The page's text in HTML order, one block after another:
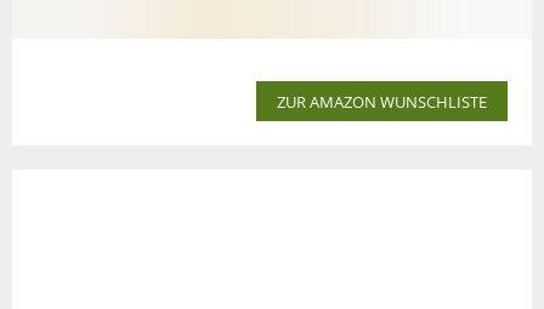
ZUR AMAZON WUNSCHLISTE